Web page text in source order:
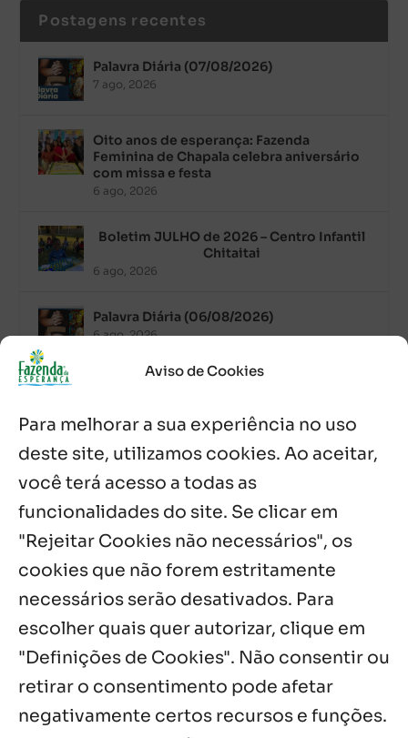
Aviso de Cookies
Para melhorar a sua experiência no uso
deste site, utilizamos cookies. Ao aceitar,
você terá acesso a todas as
funcionalidades do site. Se clicar em
"Rejeitar Cookies não necessários", os
cookies que não forem estritamente
necessários serão desativados. Para
escolher quais quer autorizar, clique em
"Definições de Cookies". Não consentir ou
retirar o consentimento pode afetar
negativamente certos recursos e funções.
Postagens recentes
Palavra Diária (07/08/2026)
7 ago, 2026
Oito anos de esperança: Fazenda
Feminina de Chapala celebra aniversário
com missa e festa
6 ago, 2026
Boletim JULHO de 2026 – Centro Infantil
Chitaitai
6 ago, 2026
Palavra Diária (06/08/2026)
6 ago, 2026
de Guadalajara
Fazenda Dom Mário comemora 5 anos
com testemunhos e missa em São
Cristóvão
5 ago, 2026
Notícias por Categoria